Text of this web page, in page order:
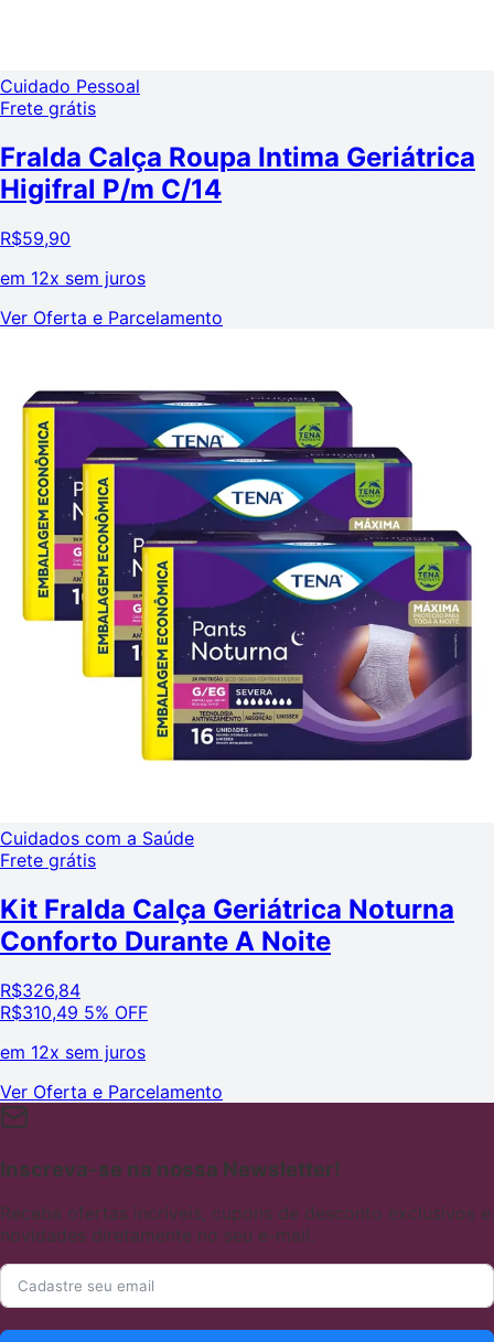
Cuidado Pessoal
Frete grátis
Fralda Calça Roupa Intima Geriátrica
Higifral P/m C/14
R$59,90
em 12x sem juros
Ver Oferta e Parcelamento
Cuidados com a Saúde
Frete grátis
Kit Fralda Calça Geriátrica Noturna
Conforto Durante A Noite
R$326,84
R$310,49 5% OFF
em 12x sem juros
Ver Oferta e Parcelamento
Inscreva-se na nossa Newsletter!
Receba ofertas incríveis, cupons de desconto exclusivos e
novidades diretamente no seu e-mail.